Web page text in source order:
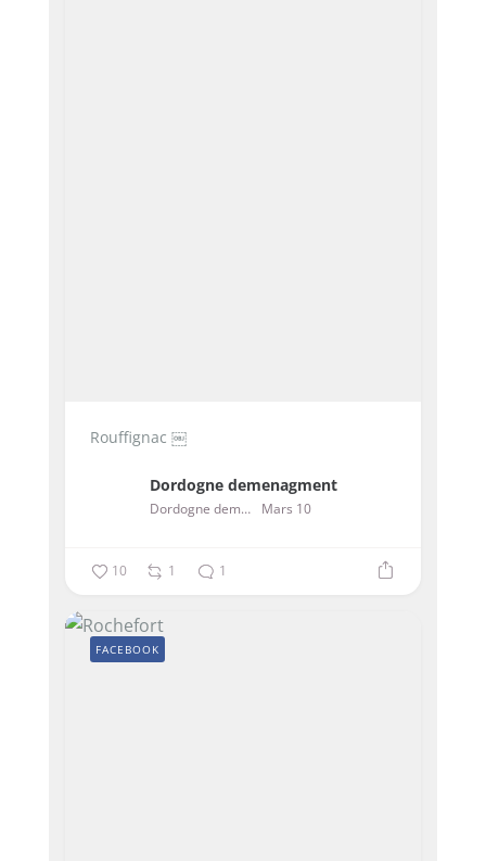
Rouffignac ￼
Dordogne demenagment
Dordogne demenagment Mars 10
10 1 1
FACEBOOK